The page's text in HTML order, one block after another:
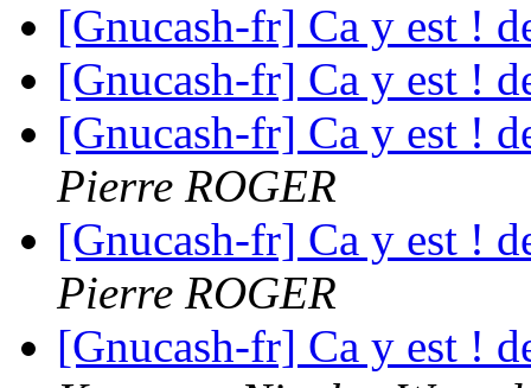
[Gnucash-fr] Ca y est !
[Gnucash-fr] Ca y est !
[Gnucash-fr] Ca y est !
Pierre ROGER
[Gnucash-fr] Ca y est !
Pierre ROGER
[Gnucash-fr] Ca y est !